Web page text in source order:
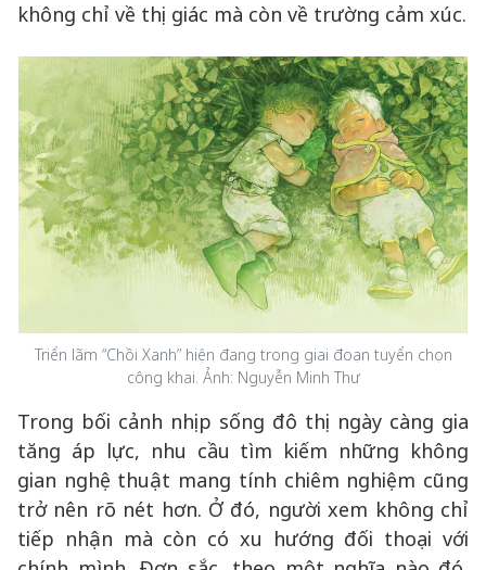
không chỉ về thị giác mà còn về trường cảm xúc.
Triển lãm “Chồi Xanh” hiện đang trong giai đoạn tuyển chọn
công khai. Ảnh: Nguyễn Minh Thư
Trong bối cảnh nhịp sống đô thị ngày càng gia
tăng áp lực, nhu cầu tìm kiếm những không
gian nghệ thuật mang tính chiêm nghiệm cũng
trở nên rõ nét hơn. Ở đó, người xem không chỉ
tiếp nhận mà còn có xu hướng đối thoại với